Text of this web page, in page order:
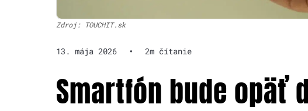
Zdroj: TOUCHIT.sk
13. mája 2026 • 2m čítanie
Smartfón bude opäť